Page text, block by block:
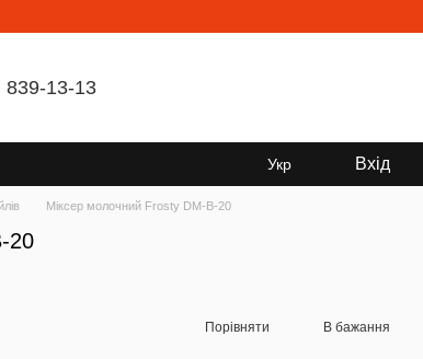
839-13-13
Укр Вхід
Міксер молочний Frosty DM-B-20
20
Порівняти В бажання